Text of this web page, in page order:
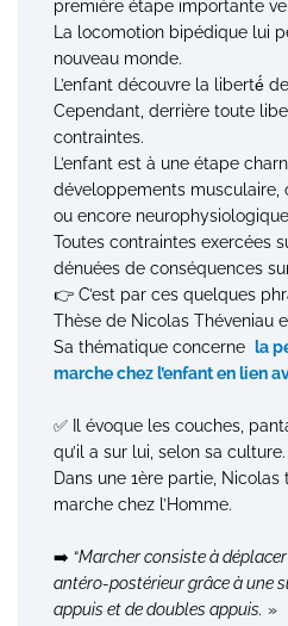
première étape importante
La locomotion bipédique lui
nouveau monde.
L’enfant découvre la liberté́
Cependant, derrière toute
contraintes.
L’enfant est à une étape
développements musculaire,
ou encore
Toutes contraintes exercées
dénuées de conséquences
👉 C’est par ces quelques
Thèse de Nicolas Théveniau
Sa thématique concerne la
marche chez l’enfant en lien
✅ Il évoque les couches,
qu’il a sur lui, selon sa culture.
Dans une 1ère partie,
marche chez l’Homme.
➡️ “Marcher consiste à
antéro-postérieur grâce à une
appuis et de doubles appuis. »